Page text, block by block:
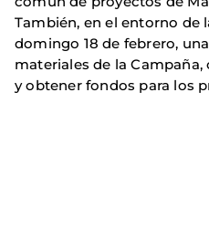
También, en el entorno de
domingo 18 de febrero,
materiales de la
y obtener fondos para los